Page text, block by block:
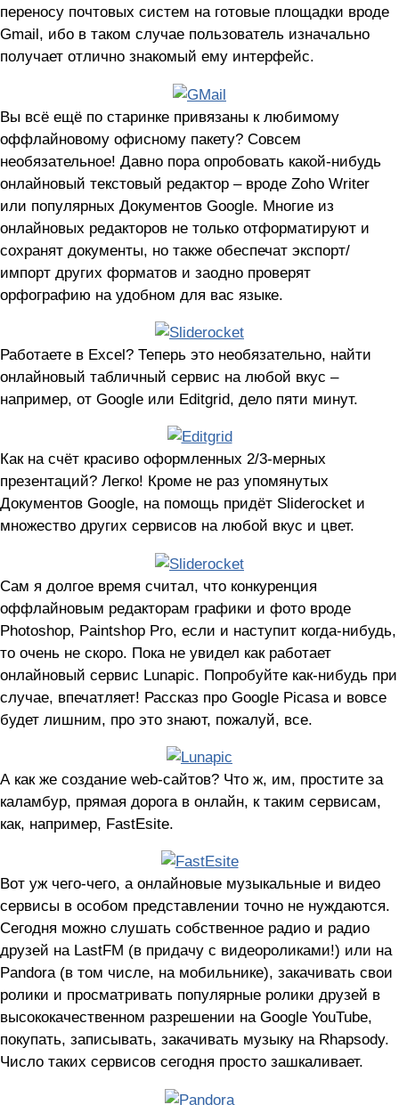
переносу почтовых систем на готовые площадки вроде
Gmail, ибо в таком случае пользователь изначально
получает отлично знакомый ему интерфейс.
Вы всё ещё по старинке привязаны к любимому
оффлайновому офисному пакету? Совсем
необязательное! Давно пора опробовать какой-нибудь
онлайновый текстовый редактор – вроде Zoho Writer
или популярных Документов Google. Многие из
онлайновых редакторов не только отформатируют и
сохранят документы, но также обеспечат экспорт/
импорт других форматов и заодно проверят
орфографию на удобном для вас языке.
Работаете в Excel? Теперь это необязательно, найти
онлайновый табличный сервис на любой вкус –
например, от Google или Editgrid, дело пяти минут.
Как на счёт красиво оформленных 2/3-мерных
презентаций? Легко! Кроме не раз упомянутых
Документов Google, на помощь придёт Sliderocket и
множество других сервисов на любой вкус и цвет.
Сам я долгое время считал, что конкуренция
оффлайновым редакторам графики и фото вроде
Photoshop, Paintshop Pro, если и наступит когда-нибудь,
то очень не скоро. Пока не увидел как работает
онлайновый сервис Lunapic. Попробуйте как-нибудь при
случае, впечатляет! Рассказ про Google Picasa и вовсе
будет лишним, про это знают, пожалуй, все.
А как же создание web-сайтов? Что ж, им, простите за
каламбур, прямая дорога в онлайн, к таким сервисам,
как, например, FastEsite.
Вот уж чего-чего, а онлайновые музыкальные и видео
сервисы в особом представлении точно не нуждаются.
Сегодня можно слушать собственное радио и радио
друзей на LastFM (в придачу с видеороликами!) или на
Pandora (в том числе, на мобильнике), закачивать свои
ролики и просматривать популярные ролики друзей в
высококачественном разрешении на Google YouTube,
покупать, записывать, закачивать музыку на Rhapsody.
Число таких сервисов сегодня просто зашкаливает.